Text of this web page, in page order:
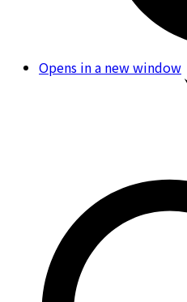
Opens in a new window